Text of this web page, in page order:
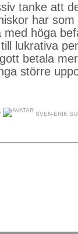
tanke att
har
höga
lukrativa
betala
större
SVEN-ERIK